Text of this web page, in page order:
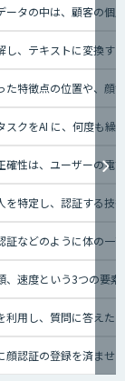
ータの中は、顧客の個
し、テキストに変換
た特徴点の位置や、顔
スクをAI に、何度も繰
確性は、ユーザーの電
を特定し、認証する技
証などのように体の一
、速度という3つの要
利用し、質問に答えた
顔認証の登録を済ませ